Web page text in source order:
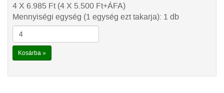
4 X 6.985 Ft(4 X 5.500 Ft+ÁFA)
Mennyiségi egység (1 egység ezt takarja): 1 db
Kosárba »